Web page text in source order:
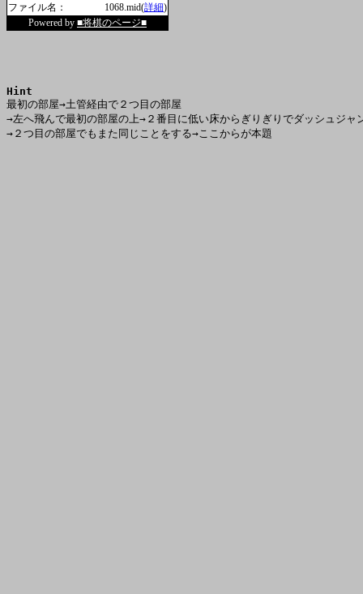
ファイル名：
1068.mid(詳細)
Powered by ■将棋のページ■
Hint
最初の部屋→土管経由で２つ目の部屋
→左へ飛んで最初の部屋の上→２番目に低い床からぎりぎりでダッシュジャ
→２つ目の部屋でもまた同じことをする→ここからが本題